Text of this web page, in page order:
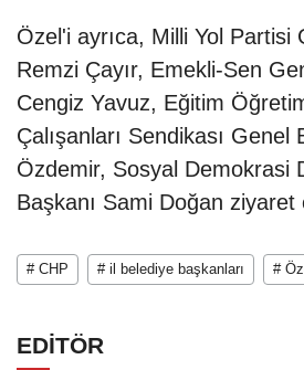
Özel'i ayrıca, Milli Yol Partisi
Remzi Çayır, Emekli-Sen
Cengiz Yavuz, Eğitim
Çalışanları Sendikası Genel
Özdemir, Sosyal Demokrasi
Başkanı Sami Doğan ziyaret
# CHP # il belediye başkanları #
EDİTÖR